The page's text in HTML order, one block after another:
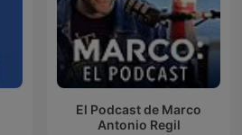
El Podcast de Marco
Antonio Regil